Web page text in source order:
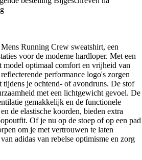
Running Crew sweatshirt, een
voor de moderne hardloper. Met een
model optimaal comfort en vrijheid van
performance logo's zorgen
je ochtend- of avondruns. De stof
met een lichtgewicht gevoel. De
gemakkelijk en de functionele
de elastische koorden, bieden extra
Of je nu op de stoep of op een pad
om je met vertrouwen te laten
adidas van rebelse optimisme en zorg